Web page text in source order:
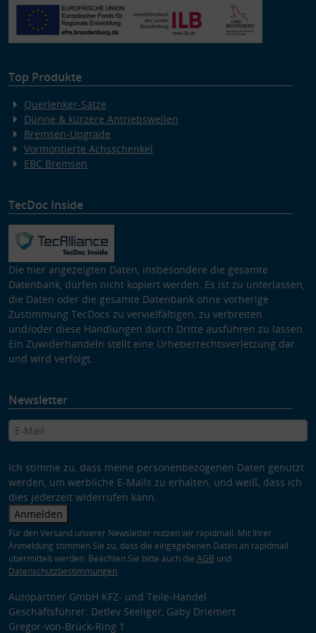
Top Produkte
Querlenker-Sätze
Dünne & kürzere Antriebswellen
Bremsen-Upgrade
Vormontierte Achsschenkel
EBC Bremsen
TecDoc Inside
Die hier angezeigten Daten, insbesondere die gesamte
Datenbank, dürfen nicht kopiert werden. Es ist zu unterlassen,
die Daten oder die gesamte Datenbank ohne vorherige
Zustimmung TecDocs zu vervielfältigen, zu verbreiten
und/oder diese Handlungen durch Dritte ausführen zu lassen.
Ein Zuwiderhandeln stellt eine Urheberrechtsverletzung dar
und wird verfolgt.
Newsletter
Ich stimme zu, dass meine personenbezogenen Daten genutzt
werden, um werbliche E-Mails zu erhalten, und weiß, dass ich
dies jederzeit widerrufen kann.
Anmelden
Für den Versand unserer Newsletter nutzen wir rapidmail. Mit Ihrer
Anmeldung stimmen Sie zu, dass die eingegebenen Daten an rapidmail
übermittelt werden. Beachten Sie bitte auch die AGB und
Datenschutzbestimmungen.
Autopartner GmbH KFZ- und Teile-Handel
Geschäftsführer: Detlev Seeliger, Gaby Driemert
Gregor-von-Brück-Ring 1
Messung der Werbeleistung
Messung der Performance von Inhalten
Analyse von Zielgruppen durch Statistiken oder Kombinationen
Verwendung reduzierter Daten zur Auswahl von Inhalten
Verwendung genauer Standortdaten
Endgeräteeigenschaften zur Identifikation aktiv abfragen